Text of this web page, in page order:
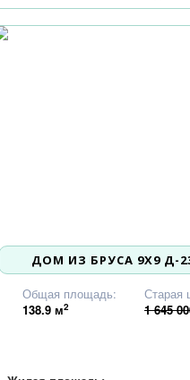
ДОМ ИЗ БРУСА 9X9 Д-
Старая
1 645
Общая площадь:
138.9 м2